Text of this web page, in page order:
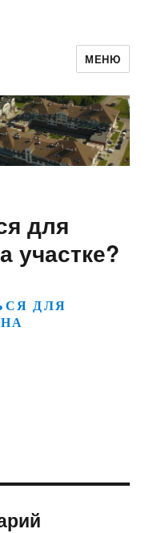
2
МЕНЮ
для
участке?
ДЛЯ